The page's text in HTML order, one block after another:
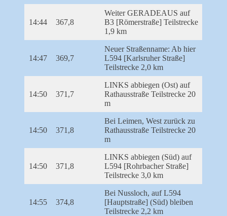
14:44 367,8
Weiter GERADEAUS auf
B3 [Römerstraße] Teilstrecke
1,9 km
14:47 369,7
Neuer Straßenname: Ab hier
L594 [Karlsruher Straße]
Teilstrecke 2,0 km
14:50 371,7
LINKS abbiegen (Ost) auf
Rathausstraße Teilstrecke 20
m
14:50 371,8
Bei Leimen, West zurück zu
Rathausstraße Teilstrecke 20
m
14:50 371,8
LINKS abbiegen (Süd) auf
L594 [Rohrbacher Straße]
Teilstrecke 3,0 km
14:55 374,8
Bei Nussloch, auf L594
[Hauptstraße] (Süd) bleiben
Teilstrecke 2,2 km